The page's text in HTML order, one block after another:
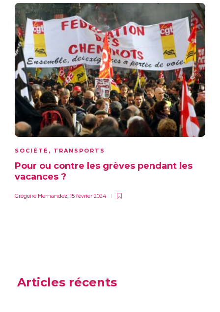
SOCIÉTÉ , TRANSPORTS
Pour ou contre les grèves pendant les
vacances ?
Grégoire Hernandez, 15 février 2024
Articles récents